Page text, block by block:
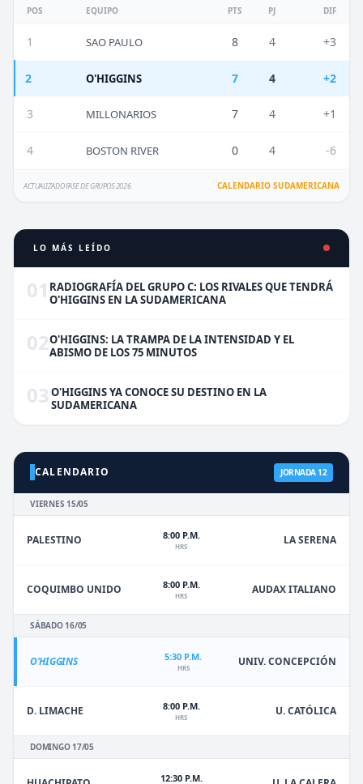
POS EQUIPO PTS PJ DIF
1 SAO PAULO 8 4 +3
2 O'HIGGINS 7 4 +2
3 MILLONARIOS 7 4 +1
4 BOSTON RIVER 0 4 -6
ACTUALIZADO FASE DE GRUPOS 2026 CALENDARIO SUDAMERICANA
LO MÁS LEÍDO
01 RADIOGRAFÍA DEL GRUPO C: LOS RIVALES QUE TENDRÁ
O'HIGGINS EN LA SUDAMERICANA
02O'HIGGINS: LA TRAMPA DE LA INTENSIDAD Y EL
ABISMO DE LOS 75 MINUTOS
03 O'HIGGINS YA CONOCE SU DESTINO EN LA
SUDAMERICANA
CALENDARIO JORNADA 12
VIERNES 15/05
PALESTINO 8:00 P.M.
HRS LA SERENA
COQUIMBO UNIDO 8:00 P.M.
HRS AUDAX ITALIANO
SÁBADO 16/05
O'HIGGINS 5:30 P.M.
HRS UNIV. CONCEPCIÓN
D. LIMACHE 8:00 P.M.
HRS U. CATÓLICA
DOMINGO 17/05
12:30 P.M.